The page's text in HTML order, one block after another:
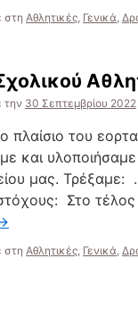
στη Αθλητικές, Γενικά,
την 30 Σεπτεμβρίου 2022
πλαίσιο του
και υλοποιήσαμε
μας.
Στο τέλος
στη Αθλητικές, Γενικά,